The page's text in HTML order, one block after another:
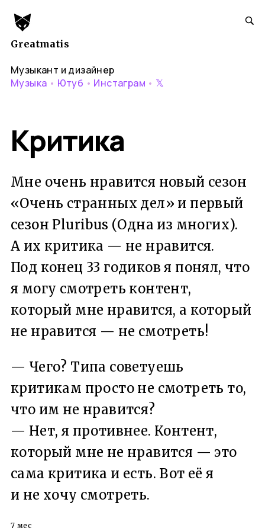
Greatmatis
Музыкант и дизайнер
Музыка • Ютуб • Инстаграм • 𝕏
Критика
Мне очень нравится новый сезон
«Очень странных дел» и первый
сезон Pluribus (Одна из многих).
А их критика — не нравится.
Под конец 33 годиков я понял, что
я могу смотреть контент,
который мне нравится, а который
не нравится — не смотреть!
— Чего? Типа советуешь
критикам просто не смотреть то,
что им не нравится?
— Нет, я противнее. Контент,
который мне не нравится — это
сама критика и есть. Вот её я
и не хочу смотреть.
7 мес